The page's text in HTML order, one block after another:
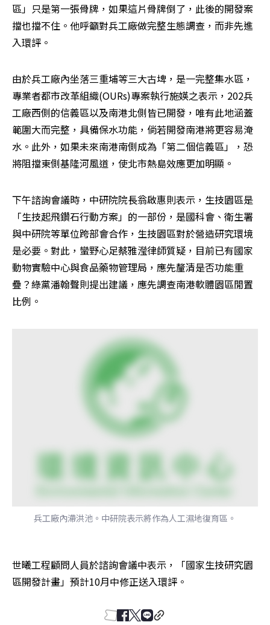
區」只是第一張骨牌，如果這片骨牌倒了，此後的開發案
擋也擋不住。他呼籲對兵工廠做完整生態調查，而非先進
入環評。
由於兵工廠內坐落三重埔等三大古埤，是一完整集水區，
專業者都市改革組織(OURs)專案執行施媖之表示，202兵
工廠西側的信義區以及南港北側皆已開發，唯有此地涵蓋
範圍大而完整，具備保水功能，倘若開發南港將更容易淹
水。此外，如果未來南港南側成為「第二個信義區」，恐
將阻擋東側基隆河風道，使北市熱島效應更加明顯。
下午諮詢會議時，中研院院長翁啟惠則表示，生技園區是
「生技起飛鑽石行動方案」的一部份，是國科會、衛生署
與中研院等單位跨部會合作，生技園區對於營造研究環境
是必要。對此，蠻野心足蔡雅瀅律師質疑，目前已有國家
動物實驗中心與食品藥物管理局，應先釐清是否功能重
疊？綠黨潘翰聲則提出建議，應先調查南港軟體園區閒置
比例。
兵工廠內滯洪池。中研院表示將作為人工濕地復育區。
世曦工程顧問人員於諮詢會議中表示，「國家生技研究園
區開發計畫」預計10月中修正送入環評。